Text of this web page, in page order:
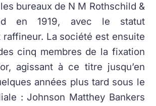
les bureaux de N M Rothschild &
en 1919, avec le statut
raffineur. La société est ensuite
cinq membres de la fixation
agissant à ce titre jusqu’en
années plus tard sous le
: Johnson Matthey Bankers